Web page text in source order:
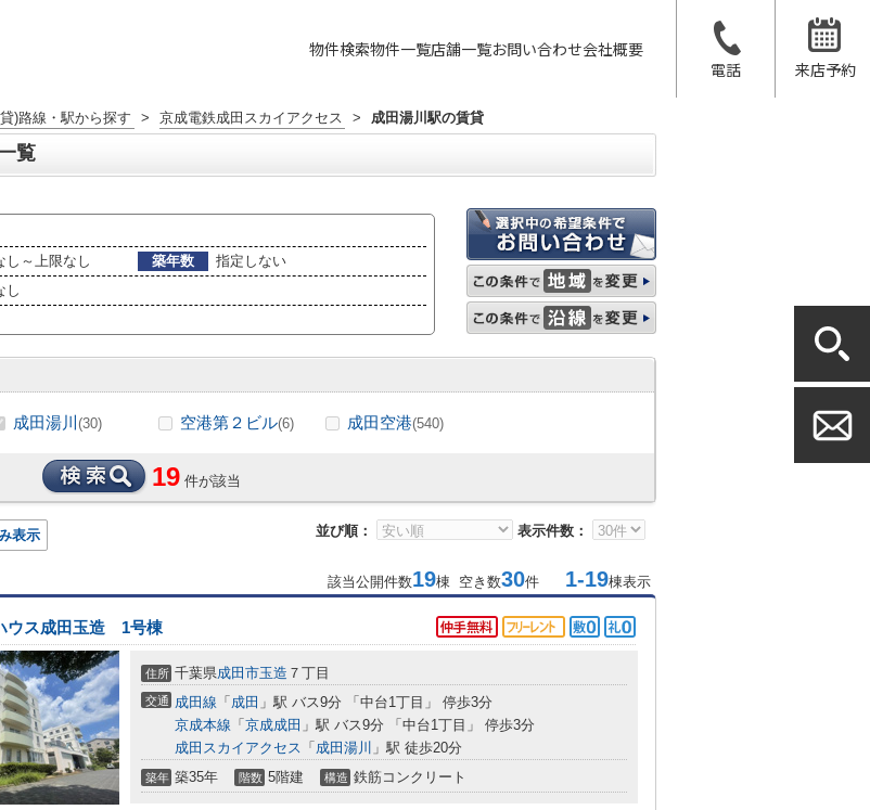
物件検索物件一覧店舗一覧お問い合わせ会社概要
電話
来店予約
)路線・駅から探す > 京成電鉄成田スカイアクセス > 成田湯川駅の賃貸
覧
し～上限なし 築年数
指定しない
し
成田湯川 (30) 空港第２ビル(6) 成田空港(540)
19 件が該当
並び順： 表示件数：
表示
該当公開件数19棟 空き数30件 1-19棟表示
ウス成田玉造 1号棟
住所 千葉県成田市玉造 ７丁目
交通 成田線 「 成田 」駅 バス9分 「中台1丁目」 停歩3分
京成本線 「 京成成田 」駅 バス9分 「中台1丁目」 停歩3分
成田スカイアクセス 「 成田湯川 」駅 徒歩20分
築年 築35年 階数 5階建 構造 鉄筋コンクリート